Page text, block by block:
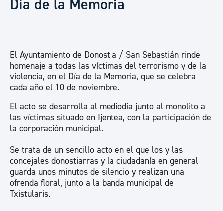
Día de la Memoria
El Ayuntamiento de Donostia / San Sebastián rinde
homenaje a todas las víctimas del terrorismo y de la
violencia, en el Día de la Memoria, que se celebra
cada año el 10 de noviembre.
El acto se desarrolla al mediodía junto al monolito a
las víctimas situado en Ijentea, con la participación de
la corporación municipal.
Se trata de un sencillo acto en el que los y las
concejales donostiarras y la ciudadanía en general
guarda unos minutos de silencio y realizan una
ofrenda floral, junto a la banda municipal de
Txistularis.